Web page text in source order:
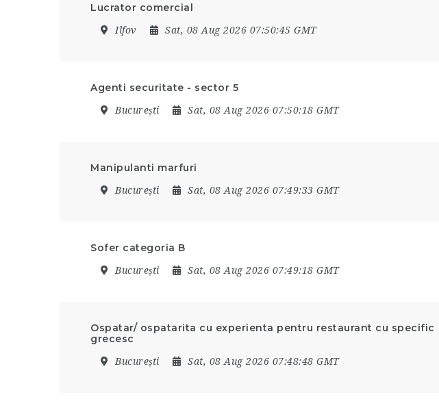
Lucrator comercial
Ilfov Sat, 08 Aug 2026 07:50:45 GMT
Agenti securitate - sector 5
București Sat, 08 Aug 2026 07:50:18 GMT
Manipulanti marfuri
București Sat, 08 Aug 2026 07:49:33 GMT
Sofer categoria B
București Sat, 08 Aug 2026 07:49:18 GMT
Ospatar/ ospatarita cu experienta pentru restaurant cu specific
grecesc
București Sat, 08 Aug 2026 07:48:48 GMT